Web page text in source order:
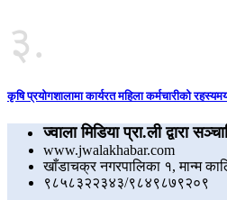
३.
कृषि प्रयोगशालामा कार्यरत महिला कर्मचारीको
ज्वाला मिडिया प्रा.ली द्वारा
www.jwalakhabar.com
खाँडाचक्र नगरपालिका १, मान्म
९८५८३२२३४३/९८४९८७९२०९